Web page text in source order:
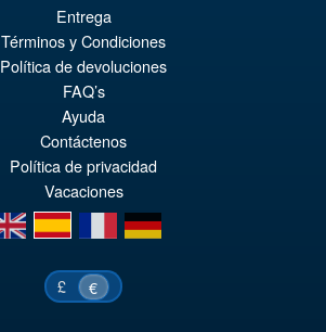
Entrega
Términos y Condiciones
Política de devoluciones
FAQ’s
Ayuda
Contáctenos
Política de privacidad
Vacaciones
es fr de
£ €